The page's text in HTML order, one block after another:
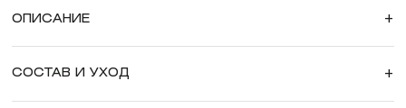
ОПИСАНИЕ +
СОСТАВ И УХОД +